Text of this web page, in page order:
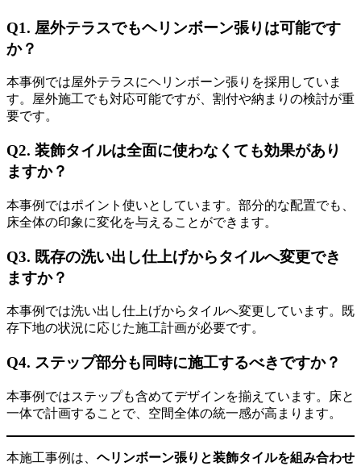
Q1. 屋外テラスでもヘリンボーン張りは可能です
か？
本事例では屋外テラスにヘリンボーン張りを採用していま
す。屋外施工でも対応可能ですが、割付や納まりの検討が重
要です。
Q2. 装飾タイルは全面に使わなくても効果があり
ますか？
本事例ではポイント使いとしています。部分的な配置でも、
床全体の印象に変化を与えることができます。
Q3. 既存の洗い出し仕上げからタイルへ変更でき
ますか？
本事例では洗い出し仕上げからタイルへ変更しています。既
存下地の状況に応じた施工計画が必要です。
Q4. ステップ部分も同時に施工するべきですか？
本事例ではステップも含めてデザインを揃えています。床と
一体で計画することで、空間全体の統一感が高まります。
本施工事例は、 ヘリンボーン張りと装飾タイルを組み合わせ